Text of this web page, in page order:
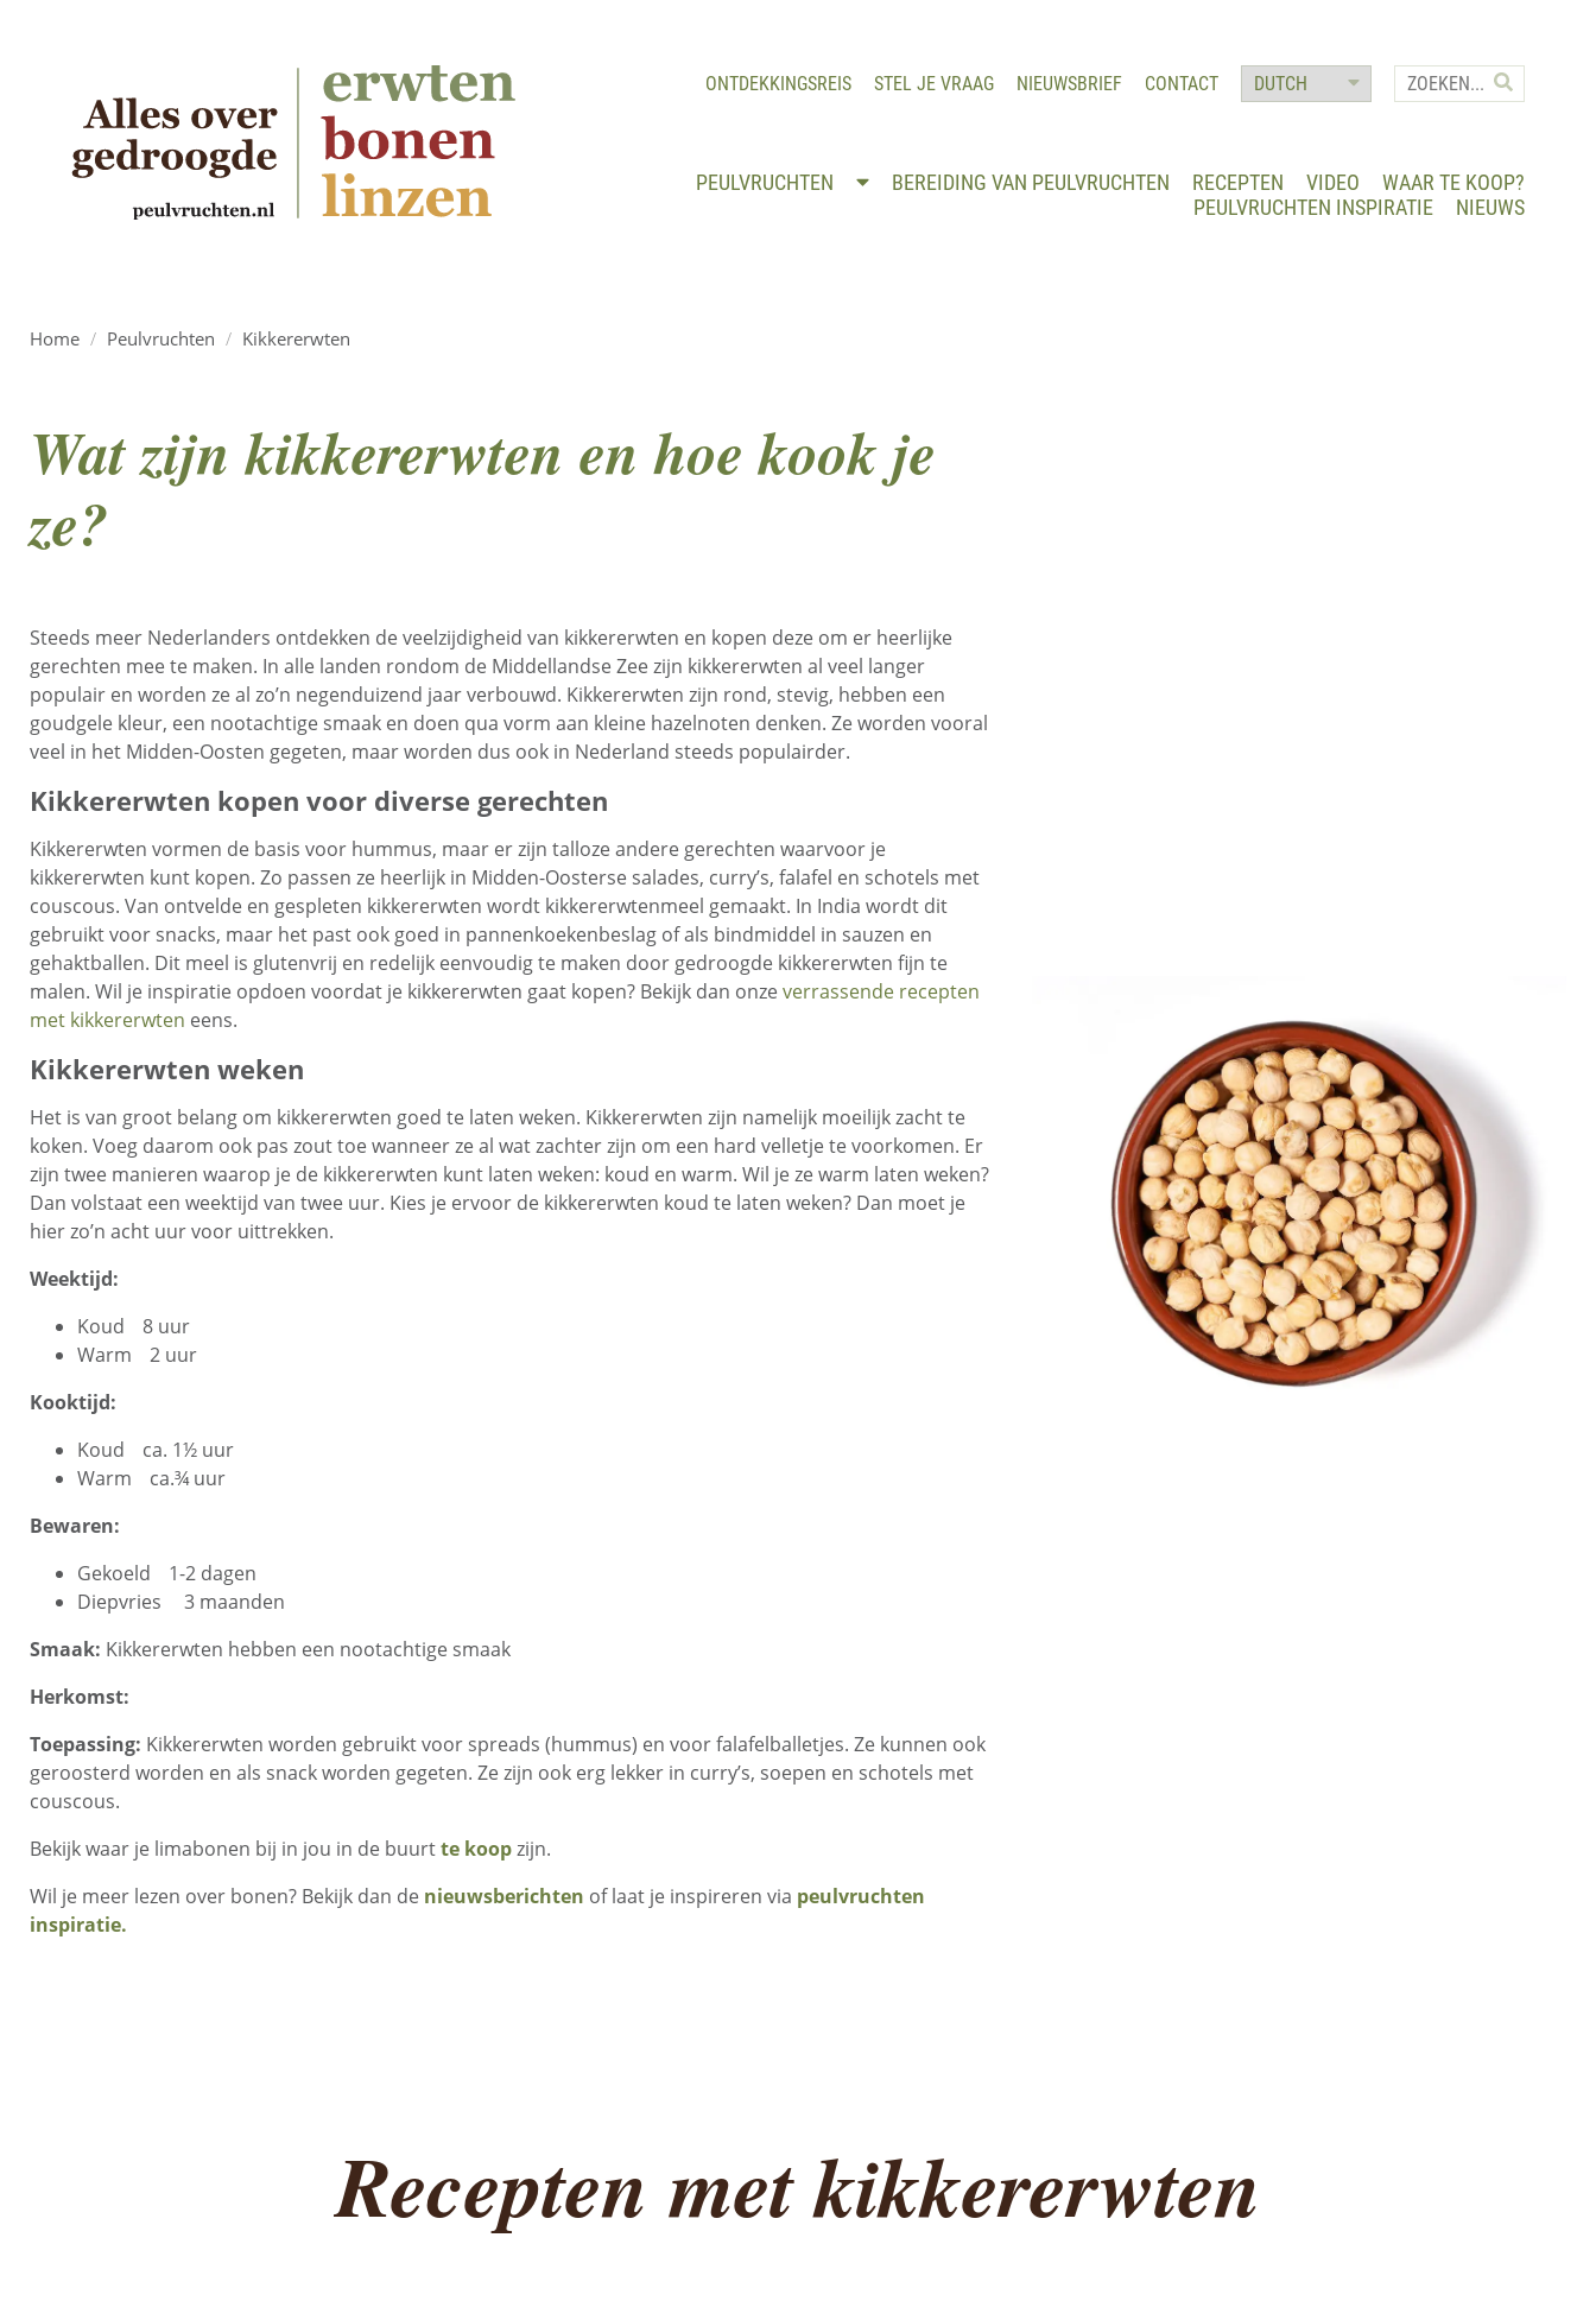
ONTDEKKINGSREIS STEL JE VRAAG NIEUWSBRIEF CONTACT
PEULVRUCHTEN BEREIDING VAN PEULVRUCHTEN RECEPTEN VIDEO
WAAR TE KOOP?
PEULVRUCHTEN INSPIRATIE
NIEUWS
Home / Peulvruchten / Kikkererwten
Wat zijn kikkererwten en hoe kook je
ze?
Steeds meer Nederlanders ontdekken de veelzijdigheid van kikkererwten en kopen deze om er heerlijke
gerechten mee te maken. In alle landen rondom de Middellandse Zee zijn kikkererwten al veel langer
populair en worden ze al zo’n negenduizend jaar verbouwd. Kikkererwten zijn rond, stevig, hebben een
goudgele kleur, een nootachtige smaak en doen qua vorm aan kleine hazelnoten denken. Ze worden vooral
veel in het Midden-Oosten gegeten, maar worden dus ook in Nederland steeds populairder.
Kikkererwten kopen voor diverse gerechten
Kikkererwten vormen de basis voor hummus, maar er zijn talloze andere gerechten waarvoor je
kikkererwten kunt kopen. Zo passen ze heerlijk in Midden-Oosterse salades, curry’s, falafel en schotels met
couscous. Van ontvelde en gespleten kikkererwten wordt kikkererwtenmeel gemaakt. In India wordt dit
gebruikt voor snacks, maar het past ook goed in pannenkoekenbeslag of als bindmiddel in sauzen en
gehaktballen. Dit meel is glutenvrij en redelijk eenvoudig te maken door gedroogde kikkererwten fijn te
malen. Wil je inspiratie opdoen voordat je kikkererwten gaat kopen? Bekijk dan onze verrassende recepten
met kikkererwten eens.
Kikkererwten weken
Het is van groot belang om kikkererwten goed te laten weken. Kikkererwten zijn namelijk moeilijk zacht te
koken. Voeg daarom ook pas zout toe wanneer ze al wat zachter zijn om een hard velletje te voorkomen. Er
zijn twee manieren waarop je de kikkererwten kunt laten weken: koud en warm. Wil je ze warm laten weken?
Dan volstaat een weektijd van twee uur. Kies je ervoor de kikkererwten koud te laten weken? Dan moet je
hier zo’n acht uur voor uittrekken.
Weektijd:
Koud
8 uur
Warm
2 uur
Kooktijd:
Koud
ca. 1½ uur
Warm
ca.¾ uur
Bewaren:
Gekoeld
1-2 dagen
Diepvries
3 maanden
Smaak: Kikkererwten hebben een nootachtige smaak
Herkomst:
Toepassing: Kikkererwten worden gebruikt voor spreads (hummus) en voor falafelballetjes. Ze kunnen ook
geroosterd worden en als snack worden gegeten. Ze zijn ook erg lekker in curry’s, soepen en schotels met
couscous.
Bekijk waar je limabonen bij in jou in de buurtte koopzijn.
Wil je meer lezen over bonen? Bekijk dan de nieuwsberichten of laat je inspireren via peulvruchten
inspiratie.
Recepten met kikkererwten